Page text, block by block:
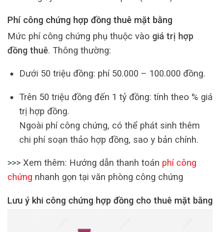
Phí công chứng hợp đồng thuê mặt bằng
Mức phí công chứng phụ thuộc vào giá trị hợp
đồng thuê. Thông thường:
Dưới 50 triệu đồng: phí 50.000 – 100.000 đồng.
Trên 50 triệu đồng đến 1 tỷ đồng: tính theo % giá
trị hợp đồng.
Ngoài phí công chứng, có thể phát sinh thêm
chi phí soạn thảo hợp đồng, sao y bản chính.
>>> Xem thêm: Hướng dẫn thanh toán phí công
chứng nhanh gọn tại văn phòng công chứng
Lưu ý khi công chứng hợp đồng cho thuê mặt bằng